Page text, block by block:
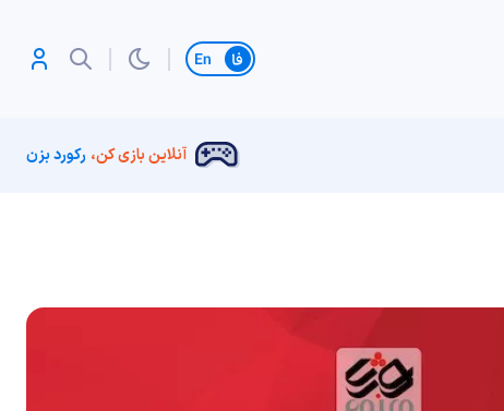
تغییر زبان
آنلاین بازی کن، رکورد بزن